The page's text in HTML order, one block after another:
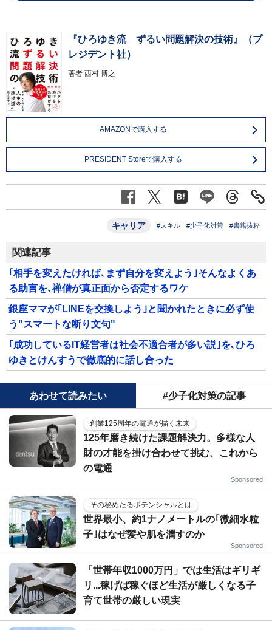
『ひろゆき流 ずるい問題解決の技術』（プ
レジデント社）
著者 西村 博之
AMAZONで購入する
PRESIDENT Storeで購入する
キャリア #スキル #少子化対策 #書籍抜粋
関連記事
｢相手を変えたければ､まず自分を変えよう｣そんなよくあ
る助言を､禅僧が真正面から否定するワケ
銀座ママが｢LINEを交換しよう｣と聞かれたときに必ず使
う"スマートな断り文句"
｢成功しているIT経営者は社会不適合者が多い説｣を､ひろ
ゆきとけんすうで徹底的に話し合った
あわせて読みたい #少子化対策の記事
創業125周年の電通が描く未来
125年磨き続けた課題解決力。多様な人
財の才能を掛け合わせて挑む、これから
の電通
Sponsored
その秘めたるポテンシャルとは
世界最小、約1ナノメートルの｢微細水粒
子｣はなぜ髪や肌を潤すのか
Sponsored
「世帯年収1000万円」では生活はギリギ
リ...稼げば稼ぐほど生活が厳しくなる子
育て世帯の厳しい現実